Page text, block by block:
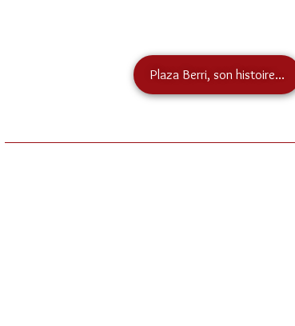
Plaza Berri, son histoire...